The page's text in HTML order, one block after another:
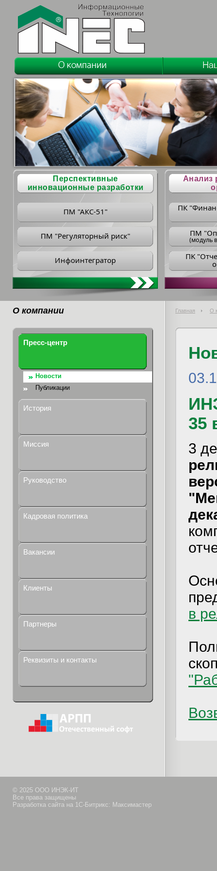
Перспективные
инновационные разработки
ПМ "АКС-51"
ПМ "Регуляторный риск"
Инфоинтегратор
Анализ
ПК
ПM
(модуль
ПK
О компании Главная О
Пресс-центр
Новости
Публикации
История
Миссия
Руководство
Кадровая политика
Вакансии
Клиенты
Партнеры
Реквизиты и контакты
35
3
в
© 2025 ООО ИНЭК-ИТ
Все права защищены
Разработка сайта на 1С-Битрикс: Максимастер